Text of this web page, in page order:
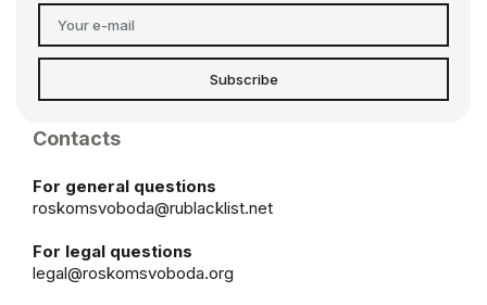
Subscribe
Contacts
For general questions
roskomsvoboda@rublacklist.net
For legal questions
legal@roskomsvoboda.org